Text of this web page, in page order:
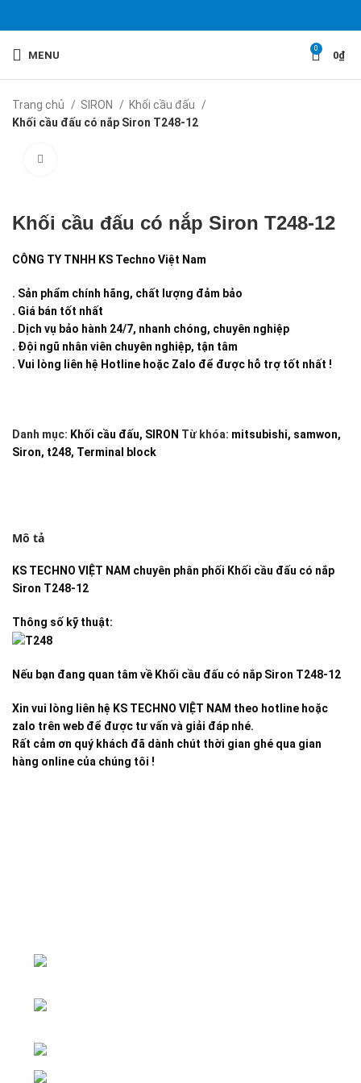
MENU
0
0₫
Trang chủ SIRON
Khối cầu đấu
Khối cầu đấu có nắp Siron T248-12
Khối cầu đấu có nắp Siron T248-12
CÔNG TY TNHH KS Techno Việt Nam
. Sản phẩm chính hãng, chất lượng đảm bảo
. Giá bán tốt nhất
. Dịch vụ bảo hành 24/7, nhanh chóng, chuyên nghiệp
. Đội ngũ nhân viên chuyên nghiệp, tận tâm
. Vui lòng liên hệ Hotline hoặc Zalo để được hỗ trợ tốt nhất !
Danh mục: Khối cầu đấu, SIRON Từ khóa: mitsubishi, samwon,
Siron, t248, Terminal block
Mô tả
KS TECHNO VIỆT NAM chuyên phân phối Khối cầu đấu có nắp
Siron T248-12
Thông số kỹ thuật:
Nếu bạn đang quan tâm về Khối cầu đấu có nắp Siron T248-12
Xin vui lòng liên hệ KS TECHNO VIỆT NAM theo hotline hoặc
zalo trên web để được tư vấn và giải đáp nhé.
Rất cảm ơn quý khách đã dành chút thời gian ghé qua gian
hàng online của chúng tôi !